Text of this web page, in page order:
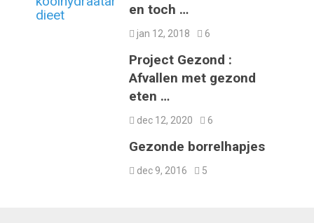
en toch …
jan 12, 2018 6
Project Gezond :
Afvallen met gezond
eten …
dec 12, 2020 6
Gezonde borrelhapjes
dec 9, 2016 5